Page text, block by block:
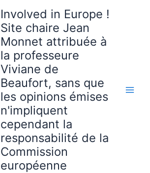
Involved in Europe !
Site chaire Jean
Monnet attribuée à
la professeure
Viviane de
Beaufort, sans que
les opinions émises
n'impliquent
cependant la
responsabilité de la
Commission
européenne